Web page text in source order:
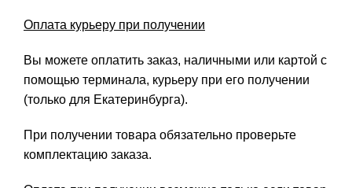
Оплата курьеру при получении
Вы можете оплатить заказ, наличными или картой с
помощью терминала, курьеру при его получении
(только для Екатеринбурга).
При получении товара обязательно проверьте
комплектацию заказа.